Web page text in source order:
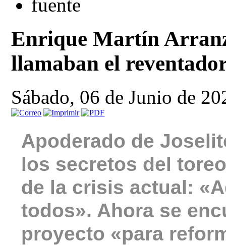
Enrique Martín
llamaban el
Sábado, 06 de Junio de
Apoderado de
los secretos del
de la crisis actual:
todos». Ahora se
proyecto «para